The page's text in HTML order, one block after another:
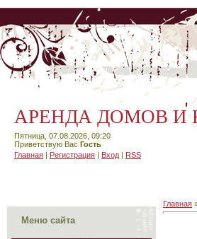
АРЕНДА ДОМОВ И
Пятница, 07.08.2026, 09:20
Приветствую Вас Гость
Главная | Регистрация | Вход | RSS
Меню сайта
Главная